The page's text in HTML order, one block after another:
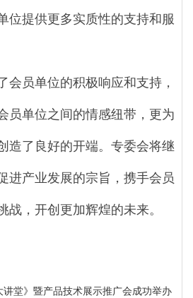
位提供更多实质性的支持和服
会员单位的积极响应和支持，
员单位之间的情感纽带，更为
造了良好的开端。专委会将继
进产业发展的宗旨，携手会员
战，开创更加辉煌的未来。
讲堂》暨产品技术展示推广会成功举办